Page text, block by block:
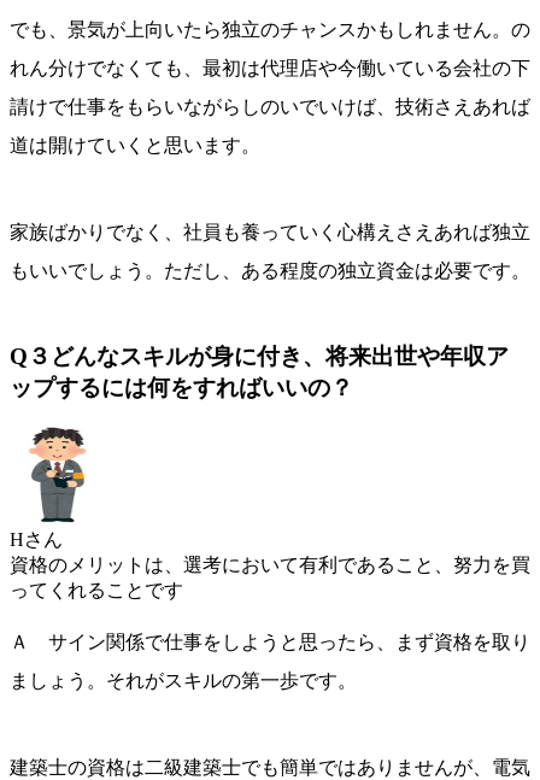
でも、景気が上向いたら独立のチャンスかもしれません。の
れん分けでなくても、最初は代理店や今働いている会社の下
請けで仕事をもらいながらしのいでいけば、技術さえあれば
道は開けていくと思います。
家族ばかりでなく、社員も養っていく心構えさえあれば独立
もいいでしょう。ただし、ある程度の独立資金は必要です。
Q３どんなスキルが身に付き、将来出世や年収ア
ップするには何をすればいいの？
Hさん
資格のメリットは、選考において有利であること、努力を買
ってくれることです
Ａ サイン関係で仕事をしようと思ったら、まず資格を取り
ましょう。それがスキルの第一歩です。
建築士の資格は二級建築士でも簡単ではありませんが、電気